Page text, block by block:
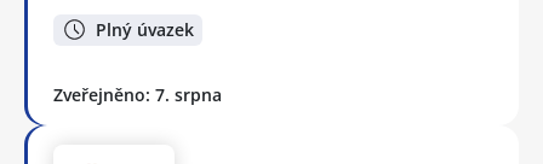
Plný úvazek
Zveřejněno: 7. srpna